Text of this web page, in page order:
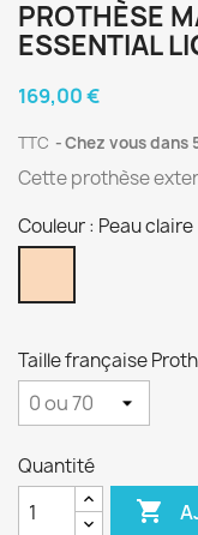
PROTHÈSE
ESSENTIAL
169,00 €
TTC Chez vous dans
Cette prothèse
Couleur : Peau claire
Taille française
Quantité
